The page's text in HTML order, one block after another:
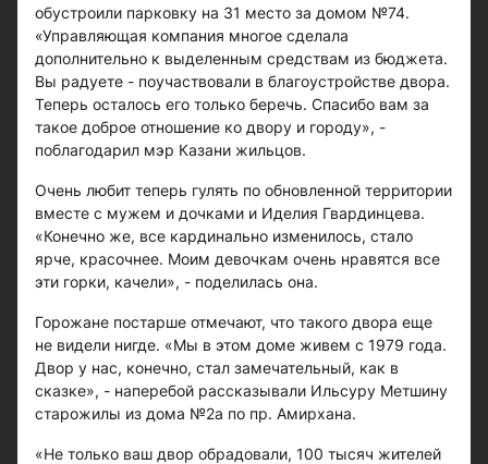
обустроили парковку на 31 место за домом №74.
«Управляющая компания многое сделала
дополнительно к выделенным средствам из бюджета.
Вы радуете - поучаствовали в благоустройстве двора.
Теперь осталось его только беречь. Спасибо вам за
такое доброе отношение ко двору и городу», -
поблагодарил мэр Казани жильцов.
Очень любит теперь гулять по обновленной территории
вместе с мужем и дочками и Иделия Гвардинцева.
«Конечно же, все кардинально изменилось, стало
ярче, красочнее. Моим девочкам очень нравятся все
эти горки, качели», - поделилась она.
Горожане постарше отмечают, что такого двора еще
не видели нигде. «Мы в этом доме живем с 1979 года.
Двор у нас, конечно, стал замечательный, как в
сказке», - наперебой рассказывали Ильсуру Метшину
старожилы из дома №2а по пр. Амирхана.
«Не только ваш двор обрадовали, 100 тысяч жителей